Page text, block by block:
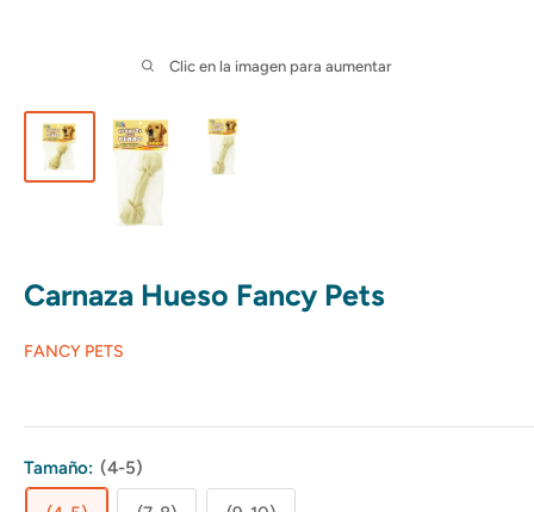
Clic en la imagen para aumentar
Carnaza Hueso Fancy Pets
FANCY PETS
Tamaño: (4-5)